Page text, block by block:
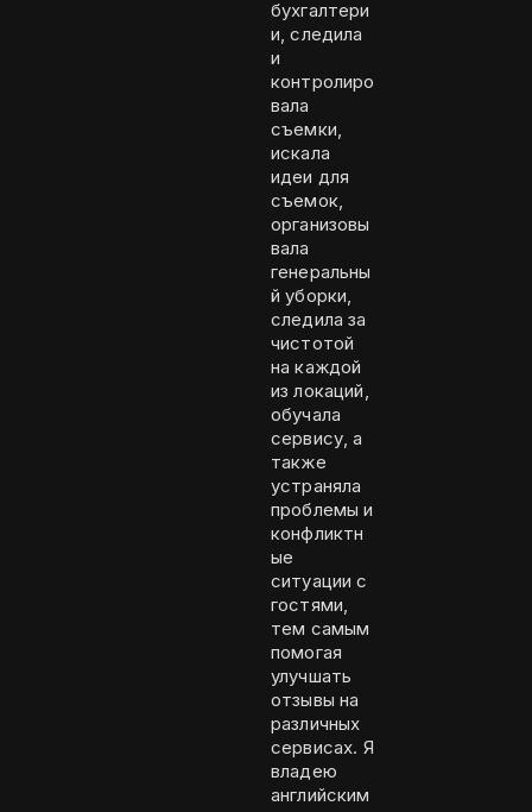
бухгалтери
и, следила
и
контролиро
вала
съемки,
искала
идеи для
съемок,
организовы
вала
генеральны
й уборки,
следила за
чистотой
на каждой
из локаций,
обучала
сервису, а
также
устраняла
проблемы и
конфликтн
ые
ситуации с
гостями,
тем самым
помогая
улучшать
отзывы на
различных
сервисах. Я
владею
английским